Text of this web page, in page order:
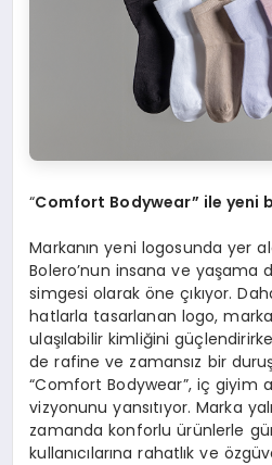
“Comfort Bodywear” ile yeni
Markanın yeni logosunda yer
Bolero’nun insana ve yaşama
simgesi olarak öne çıkıyor.
hatlarla tasarlanan logo,
ulaşılabilir kimliğini
de rafine ve zamansız bir
“Comfort Bodywear”, iç giyim
vizyonunu yansıtıyor. Marka
zamanda konforlu ürünlerle
kullanıcılarına rahatlık ve